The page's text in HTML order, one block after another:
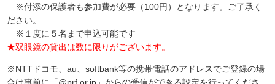
※付添の保護者も参加費が必要（100円）となります。ご了承く
ださい。
※１度に５名まで申込可能です
★双眼鏡の貸出は数に限りがございます。
※NTTドコモ、au、softbank等の携帯電話のアドレスでご登録の場